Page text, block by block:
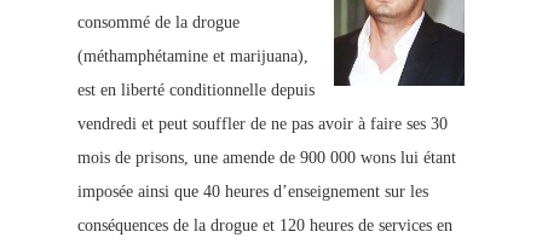
consommé de la drogue
(méthamphétamine et marijuana),
est en liberté conditionnelle depuis
vendredi et peut souffler de ne pas avoir à faire ses 30
mois de prisons, une amende de 900 000 wons lui étant
imposée ainsi que 40 heures d’enseignement sur les
conséquences de la drogue et 120 heures de services en